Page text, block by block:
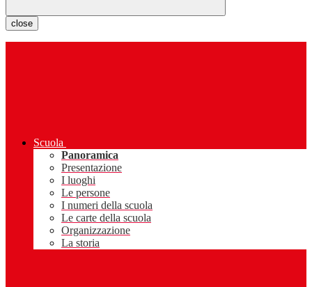
close
Scuola
Panoramica
Presentazione
I luoghi
Le persone
I numeri della scuola
Le carte della scuola
Organizzazione
La storia